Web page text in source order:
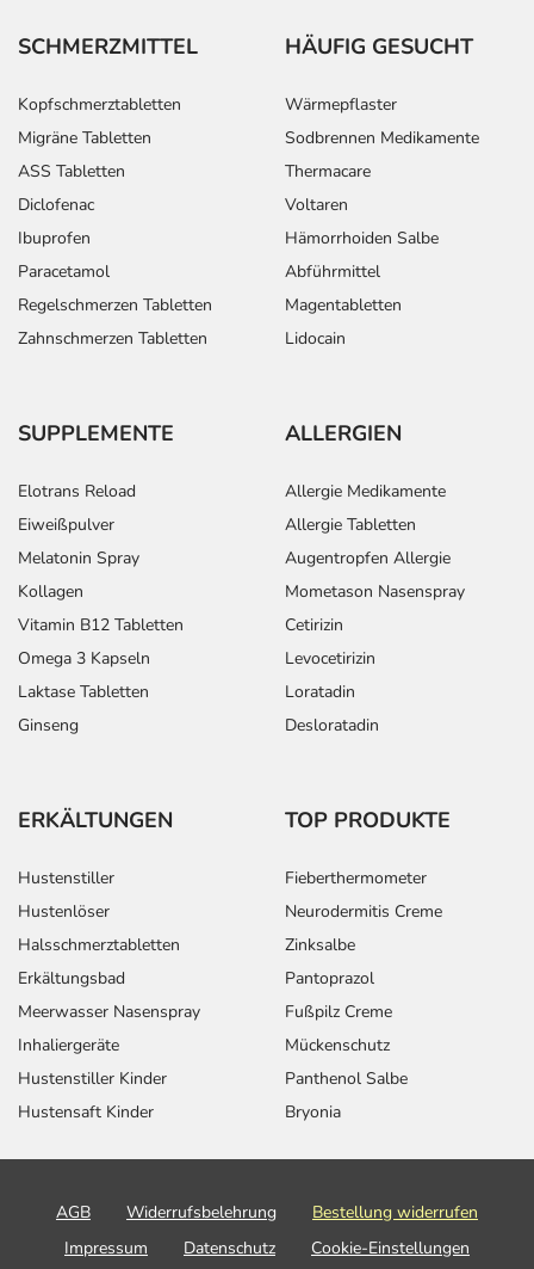
SCHMERZMITTEL
Kopfschmerztabletten
Migräne Tabletten
ASS Tabletten
Diclofenac
Ibuprofen
Paracetamol
Regelschmerzen Tabletten
Zahnschmerzen Tabletten
HÄUFIG GESUCHT
Wärmepflaster
Sodbrennen Medikamente
Thermacare
Voltaren
Hämorrhoiden Salbe
Abführmittel
Magentabletten
Lidocain
SUPPLEMENTE
Elotrans Reload
Eiweißpulver
Melatonin Spray
Kollagen
Vitamin B12 Tabletten
Omega 3 Kapseln
Laktase Tabletten
Ginseng
ALLERGIEN
Allergie Medikamente
Allergie Tabletten
Augentropfen Allergie
Mometason Nasenspray
Cetirizin
Levocetirizin
Loratadin
Desloratadin
ERKÄLTUNGEN
Hustenstiller
Hustenlöser
Halsschmerztabletten
Erkältungsbad
Meerwasser Nasenspray
Inhaliergeräte
Hustenstiller Kinder
Hustensaft Kinder
TOP PRODUKTE
Fieberthermometer
Neurodermitis Creme
Zinksalbe
Pantoprazol
Fußpilz Creme
Mückenschutz
Panthenol Salbe
Bryonia
AGB Widerrufsbelehrung
Bestellung widerrufen
Impressum
Datenschutz
Cookie-Einstellungen